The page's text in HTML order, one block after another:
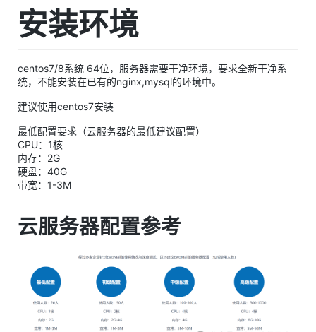
安装环境
centos7/8系统 64位，服务器需要干净环境，要求全新干净系
统，不能安装在已有的nginx,mysql的环境中。
建议使用centos7安装
最低配置要求（云服务器的最低建议配置）
CPU：1核
内存：2G
硬盘：40G
带宽：1-3M
云服务器配置参考